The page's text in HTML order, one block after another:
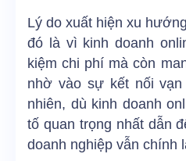
Lý do xuất hiện xu
đó là vì kinh doanh
kiệm chi phí mà còn
nhờ vào sự kết nối
nhiên, dù kinh doanh
tố quan trọng nhất dẫn
doanh nghiệp vẫn chính